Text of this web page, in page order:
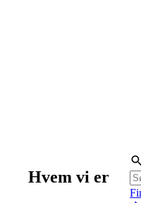
Hvem vi er